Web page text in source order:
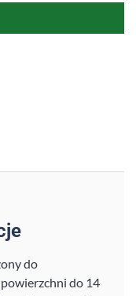
do
do 14